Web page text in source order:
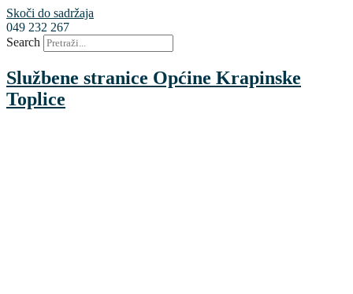
Skoči do sadržaja
049 232 267
Search
Službene stranice Općine Krapinske
Toplice